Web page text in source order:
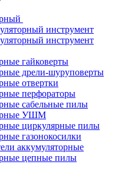
инструмент
инструмент
гайковерты
дрели-шуруповерты
отвертки
перфораторы
сабельные пилы
УШМ
циркулярные пилы
газонокосилки
аккумуляторные
цепные пилы